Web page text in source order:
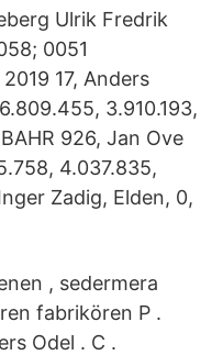
Ulrik Fredrik
0051
17, Anders
3.910.193,
926, Jan Ove
4.037.835,
Zadig, Elden, 0,
, sedermera
fabrikören P .
Odel . C .